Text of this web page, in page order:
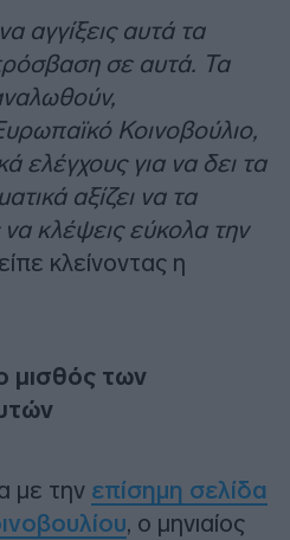
αγγίξεις αυτά τα
σε αυτά. Τα
Κοινοβούλιο,
ελέγχους για να δει τα
αξίζει να τα
κλέψεις εύκολα την
κλείνοντας η
μισθός των
με την επίσημη σελίδα
, ο μηνιαίος